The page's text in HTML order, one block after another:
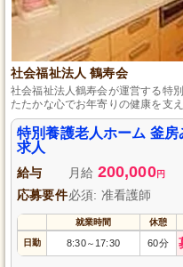
社会福祉法人 鶴寿会
社会福祉法人鶴寿会が運営する特
たたかな心でお年寄りの健康を支
護の両面で地域に貢献する環境で
性とスキルを磨けます。未経験者
定した職場です。ぜひ、人として
特別養護老人ホーム 釜
求人
給与 月給 200,000円
応募要件必須: 准看護師
就業時間 休憩
日勤 8:30～ 17:30 60分